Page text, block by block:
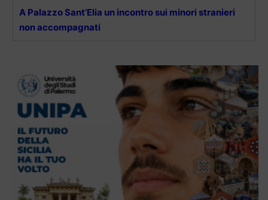
A Palazzo Sant’Elia un incontro sui minori stranieri
non accompagnati